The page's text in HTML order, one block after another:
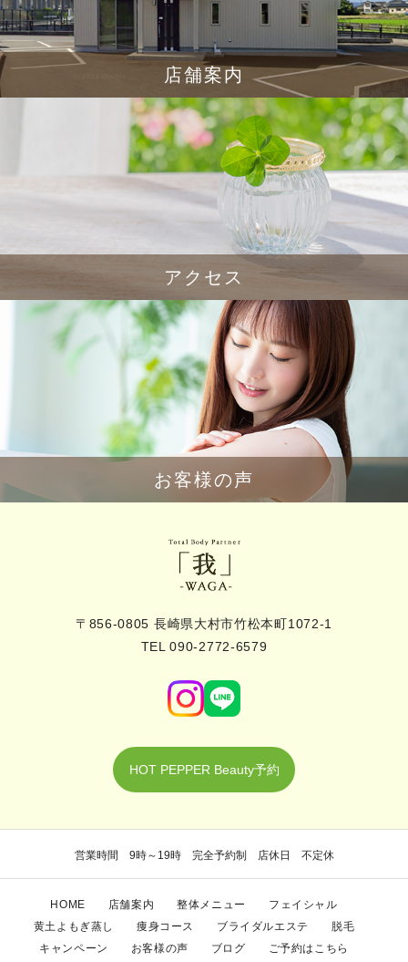
店舗案内
アクセス
お客様の声
〒856-0805 長崎県大村市竹松本町1072-1
TEL 090-2772-6579
HOT PEPPER Beauty予約
営業時間 9時～19時 完全予約制 店休日 不定休
HOME 店舗案内 整体メニュー
フェイシャル
黄土よもぎ蒸し
痩身コース ブライダルエステ
脱毛
キャンペーン
お客様の声 ブログ ご予約はこちら